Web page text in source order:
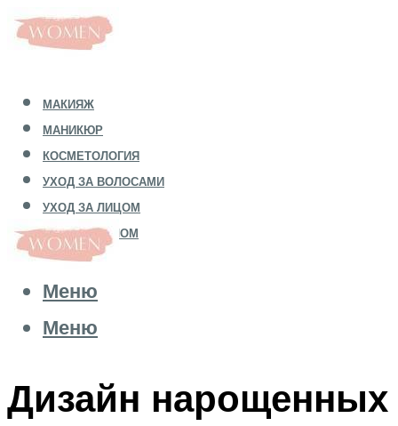
МАКИЯЖ
МАНИКЮР
КОСМЕТОЛОГИЯ
УХОД ЗА ВОЛОСАМИ
УХОД ЗА ЛИЦОМ
УХОД ЗА ТЕЛОМ
Меню
Меню
Дизайн нарощенных